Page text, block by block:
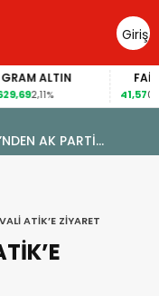
Giriş
Yap
ALTIN
2,11% 41,570,10%
DÖNÜŞÜM: DOĞAL
SORUNU ÇÖZÜLDÜ
ATİK’E ZİYARET